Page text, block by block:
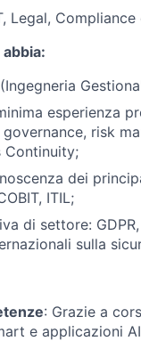
Legal,
esperienza
risk
Continuity;
dei
ITIL;
di settore:
sulla
: Grazie a
e applicazioni